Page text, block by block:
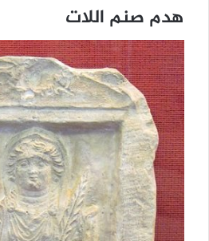
هدم صنم اللات